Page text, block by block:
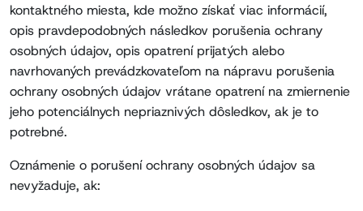
kontaktného miesta, kde možno získať viac informácií,
opis pravdepodobných následkov porušenia ochrany
osobných údajov, opis opatrení prijatých alebo
navrhovaných prevádzkovateľom na nápravu porušenia
ochrany osobných údajov vrátane opatrení na zmiernenie
jeho potenciálnych nepriaznivých dôsledkov, ak je to
potrebné.
Oznámenie o porušení ochrany osobných údajov sa
nevyžaduje, ak: